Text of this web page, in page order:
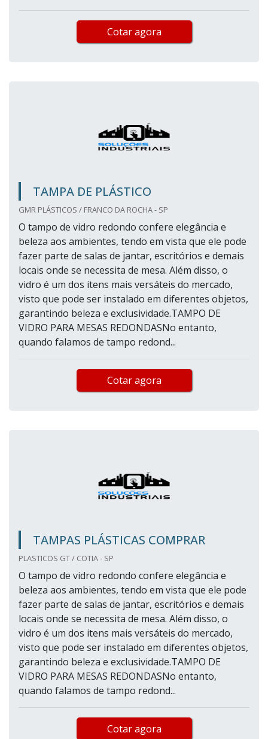
Cotar agora
TAMPA DE PLÁSTICO
GMR PLÁSTICOS / FRANCO DA ROCHA - SP
O tampo de vidro redondo confere elegância e
beleza aos ambientes, tendo em vista que ele pode
fazer parte de salas de jantar, escritórios e demais
locais onde se necessita de mesa. Além disso, o
vidro é um dos itens mais versáteis do mercado,
visto que pode ser instalado em diferentes objetos,
garantindo beleza e exclusividade.TAMPO DE
VIDRO PARA MESAS REDONDASNo entanto,
quando falamos de tampo redond...
Cotar agora
TAMPAS PLÁSTICAS COMPRAR
PLASTICOS GT / COTIA - SP
O tampo de vidro redondo confere elegância e
beleza aos ambientes, tendo em vista que ele pode
fazer parte de salas de jantar, escritórios e demais
locais onde se necessita de mesa. Além disso, o
vidro é um dos itens mais versáteis do mercado,
visto que pode ser instalado em diferentes objetos,
garantindo beleza e exclusividade.TAMPO DE
VIDRO PARA MESAS REDONDASNo entanto,
quando falamos de tampo redond...
Cotar agora